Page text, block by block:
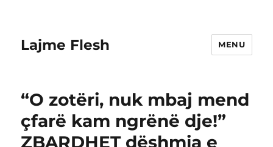
Lajme Flesh MENU
“O zotëri, nuk mbaj mend
çfarë kam ngrënë dje!”
ZBARDHET dëshmia e